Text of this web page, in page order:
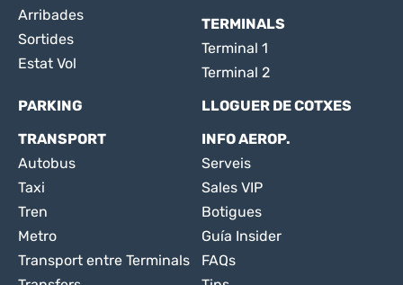
Arribades
Sortides
Estat Vol
TERMINALS
Terminal 1
Terminal 2
PARKING
LLOGUER DE COTXES
TRANSPORT
Autobus
Taxi
Tren
Metro
Transport entre Terminals
INFO AEROP.
Serveis
Sales VIP
Botigues
Guía Insider
FAQs